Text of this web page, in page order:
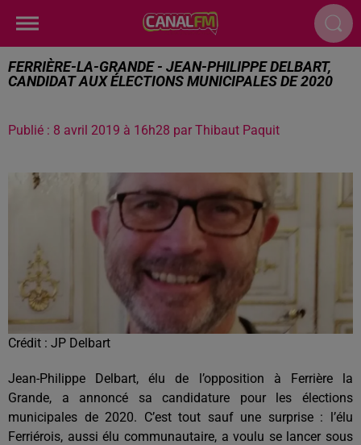
FERRIÈRE-LA-GRANDE - JEAN-PHILIPPE DELBART,
CANDIDAT AUX ÉLECTIONS MUNICIPALES DE 2020
Publié : 8 avril 2019 à 16h28 par Thibaut Paquit
Crédit : JP Delbart
Jean-Philippe Delbart, élu de l’opposition à Ferrière la
Grande, a annoncé sa candidature pour les élections
municipales de 2020. C’est tout sauf une surprise : l’élu
Ferriérois, aussi élu communautaire, a voulu se lancer sous